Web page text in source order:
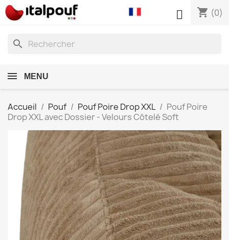
shopping_cart (0)

search
MENU
Accueil Pouf Pouf Poire Drop XXL
Pouf Poire
Drop XXL avec Dossier - Velours Côtelé Soft